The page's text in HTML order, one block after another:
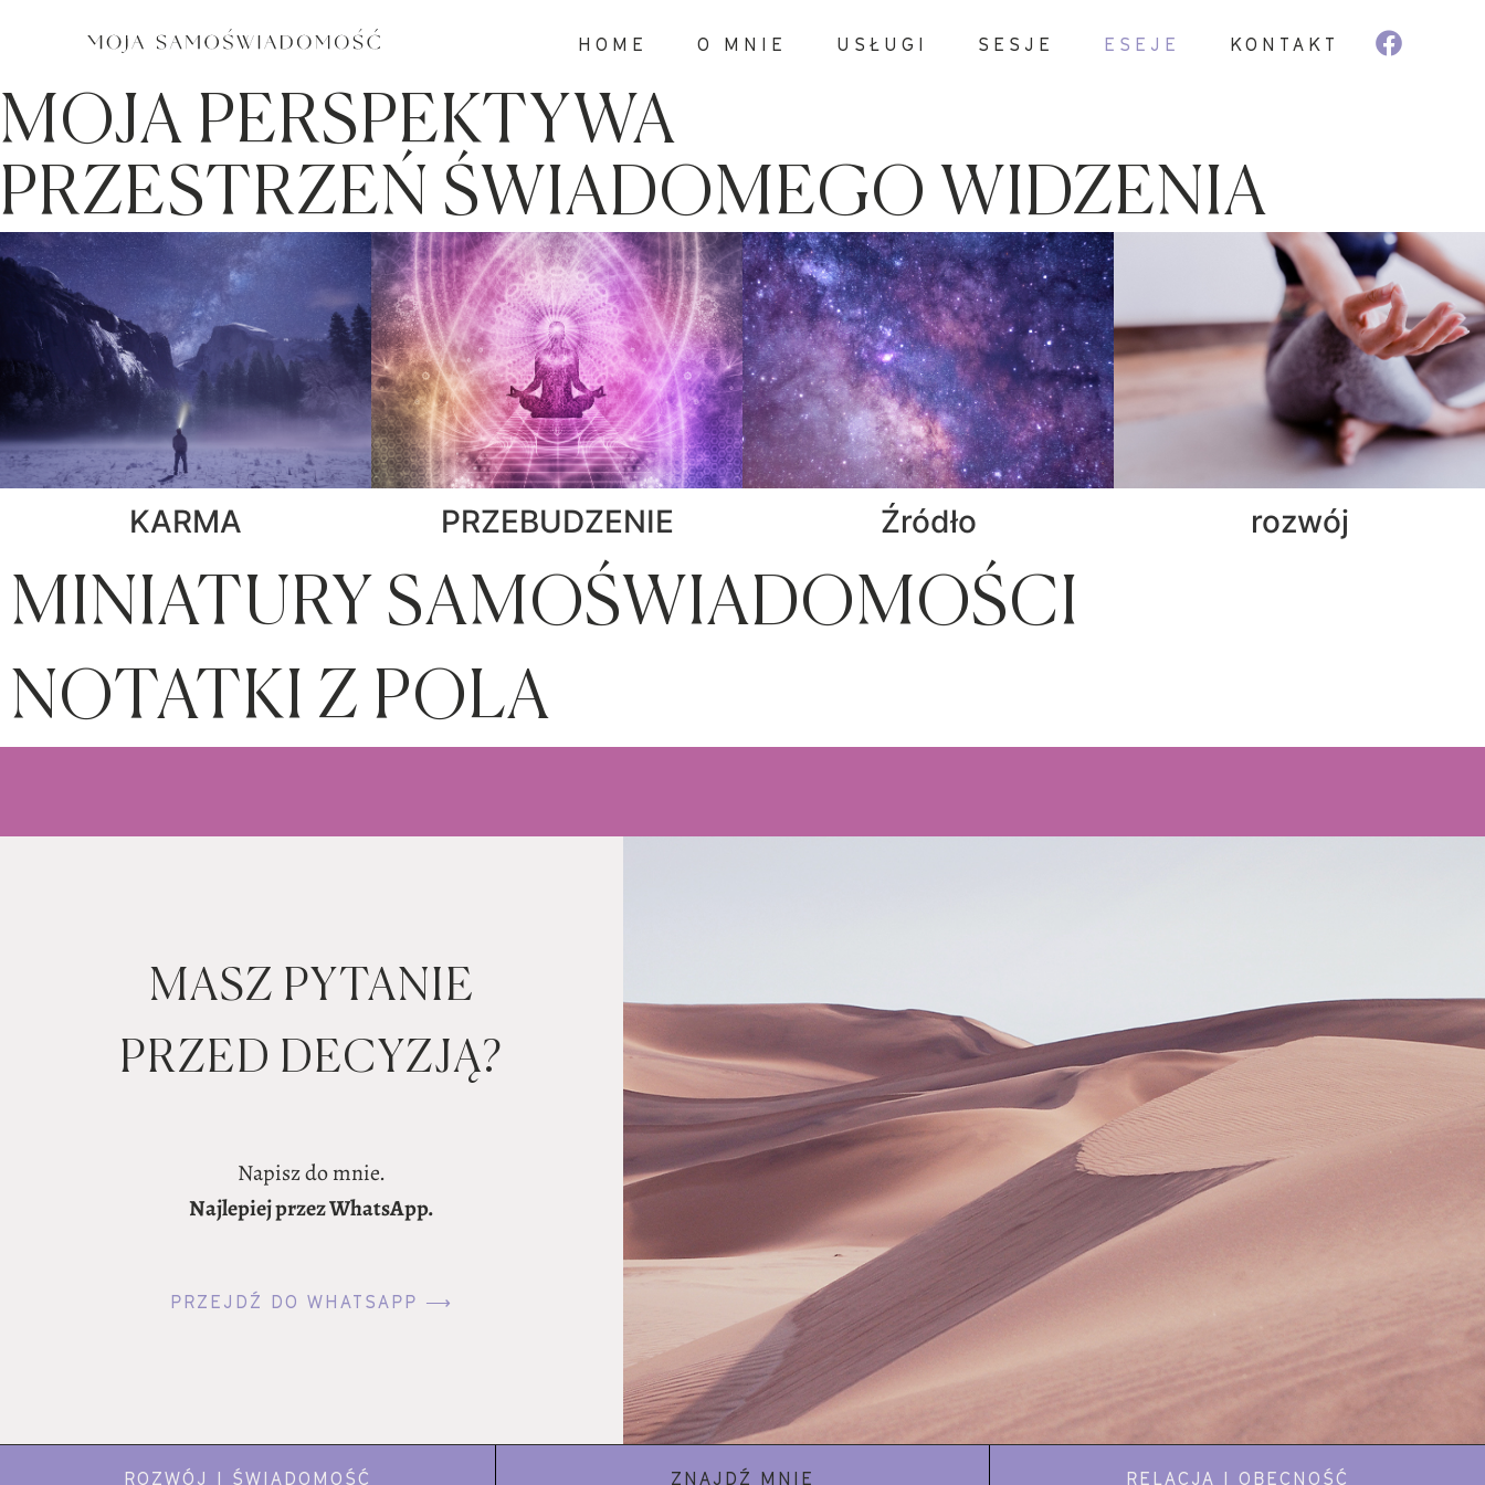
HOME O MNIE USŁUGI SESJE ESEJE KONTAKT
MOJA PERSPEKTYWA
PRZESTRZEŃ ŚWIADOMEGO WIDZENIA
KARMA PRZEBUDZENIE Źródło rozwój
MINIATURY SAMOŚWIADOMOŚCI
NOTATKI Z POLA
MASZ PYTANIE
PRZED DECYZJĄ?
Napisz do mnie.
Najlepiej przez WhatsApp.
PRZEJDŹ DO WHATSAPP ⟶
ROZWÓJ I ŚWIADOMOŚĆ ZNAJDŹ MNIE RELACJA I OBECNOŚĆ